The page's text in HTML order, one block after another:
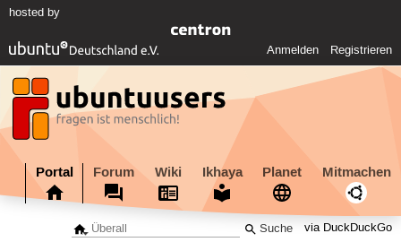
hosted by
Anmelden Registrieren
Portal Forum Wiki Ikhaya Planet Mitmachen
via DuckDuckGo